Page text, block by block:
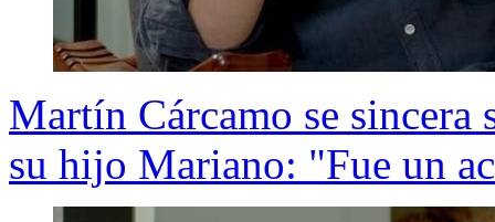
Martín Cárcamo se sincera
su hijo Mariano: "Fue un